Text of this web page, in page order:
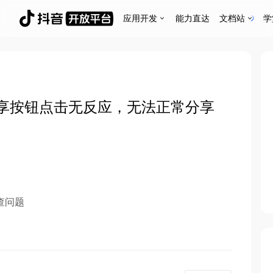
应用开发 能力直达 文档站
按钮点击无反应，无法正常分享
问题